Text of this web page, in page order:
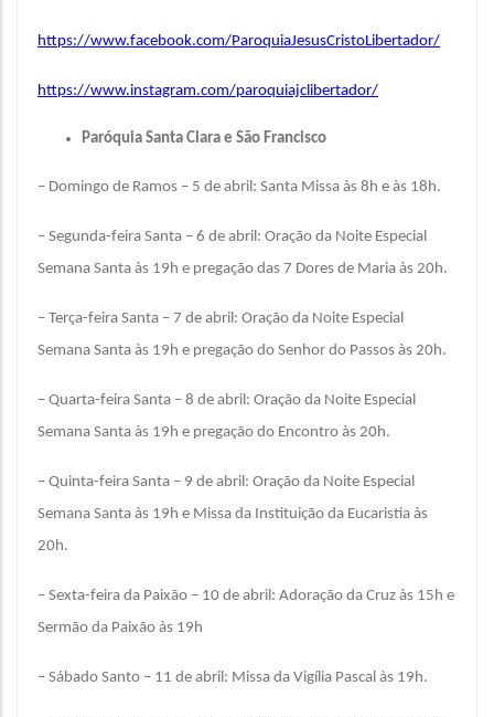
https://www.facebook.com/ParoquiaJesusCristoLibertador/
https://www.instagram.com/paroquiajclibertador/
Paróquia Santa Clara e São Francisco
– Domingo de Ramos – 5 de abril: Santa Missa às 8h e às 18h.
– Segunda-feira Santa – 6 de abril: Oração da Noite Especial
Semana Santa às 19h e pregação das 7 Dores de Maria às 20h.
– Terça-feira Santa – 7 de abril: Oração da Noite Especial
Semana Santa às 19h e pregação do Senhor do Passos às 20h.
– Quarta-feira Santa – 8 de abril: Oração da Noite Especial
Semana Santa às 19h e pregação do Encontro às 20h.
– Quinta-feira Santa – 9 de abril: Oração da Noite Especial
Semana Santa às 19h e Missa da Instituição da Eucaristia às
20h.
– Sexta-feira da Paixão – 10 de abril: Adoração da Cruz às 15h e
Sermão da Paixão às 19h
– Sábado Santo – 11 de abril: Missa da Vigília Pascal às 19h.